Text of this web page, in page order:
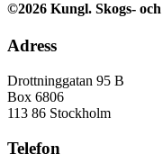
©2026 Kungl. Skogs-
Adress
Drottninggatan 95 B
Box 6806
113 86 Stockholm
Telefon